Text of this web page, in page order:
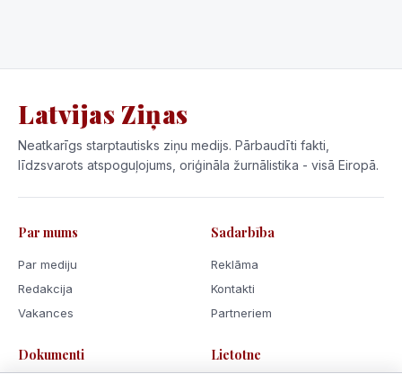
Latvijas Ziņas
Neatkarīgs starptautisks ziņu medijs. Pārbaudīti fakti,
līdzsvarots atspoguļojums, oriģināla žurnālistika - visā Eiropā.
Par mums
Par mediju
Redakcija
Vakances
Sadarbība
Reklāma
Kontakti
Partneriem
Dokumenti Lietotne